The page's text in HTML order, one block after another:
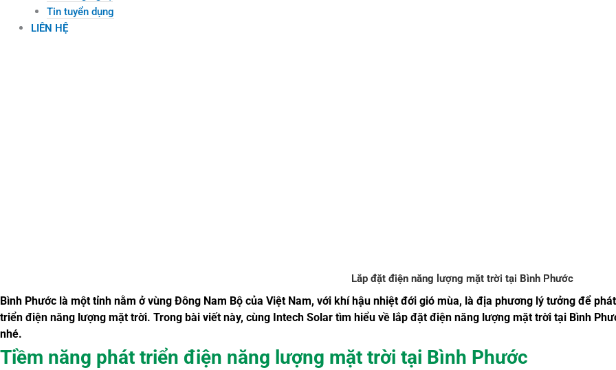
Tin tuyển dụng
LIÊN HỆ
Lắp đặt điện năng lượng mặt trời tại Bình Phước
Bình Phước là một tỉnh nằm ở vùng Đông Nam Bộ của Việt Nam, với khí hậu nhiệt đới gió mùa, là địa phương lý tưởng để phát
triển điện năng lượng mặt trời. Trong bài viết này, cùng Intech Solar tìm hiểu về lắp đặt điện năng lượng mặt trời tại Bình
nhé.
Tiềm năng phát triển điện năng lượng mặt trời tại Bình Phước